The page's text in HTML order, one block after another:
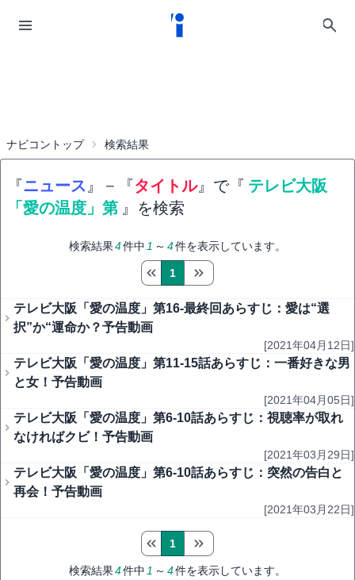
ナビコントップ 検索結果
『ニュース 』 − 『タイトル』で『 テレビ大阪
「愛の温度」第 』を検索
検索結果4件中 1 ～ 4件を表示しています。
1
テレビ大阪「愛の温度」第16-最終回あらすじ：愛は“選
択”か“運命か？予告動画
[2021年04月12日]
テレビ大阪「愛の温度」第11-15話あらすじ：一番好きな男
と女！予告動画
[2021年04月05日]
テレビ大阪「愛の温度」第6-10話あらすじ：視聴率が取れ
なければクビ！予告動画
[2021年03月29日]
テレビ大阪「愛の温度」第6-10話あらすじ：突然の告白と
再会！予告動画
[2021年03月22日]
検索結果4件中 1 ～ 4件を表示しています。
1